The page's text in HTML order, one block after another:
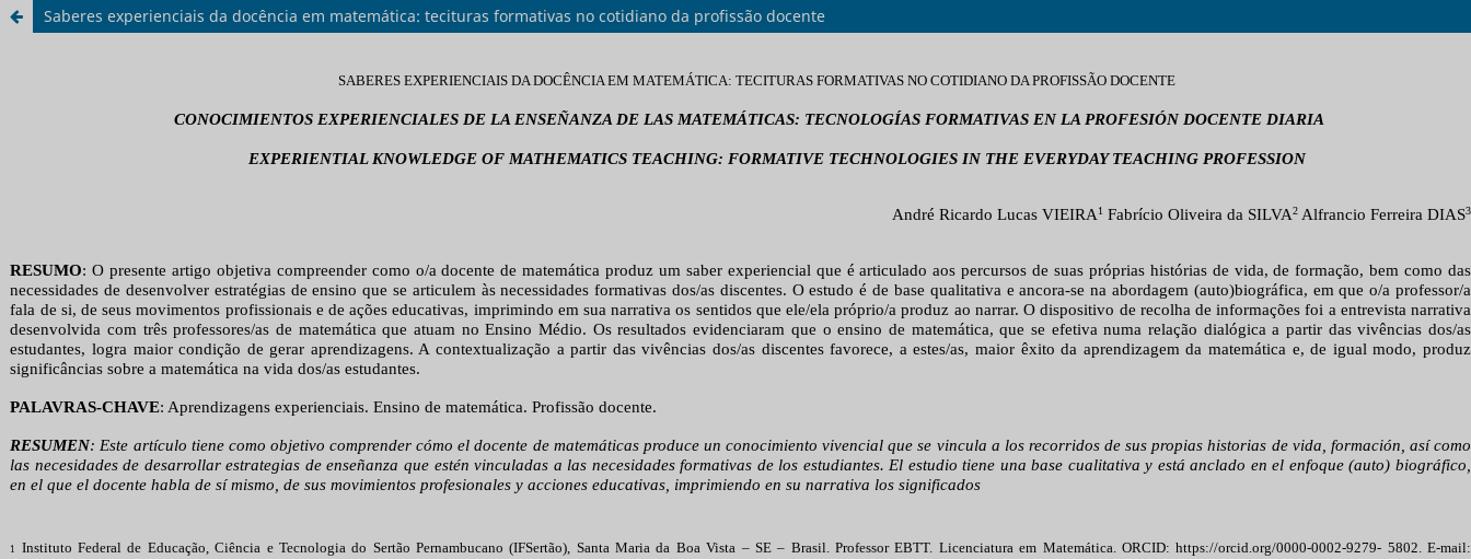
Saberes experienciais da docência em matemática: tecituras formativas no cotidiano da profissão docente